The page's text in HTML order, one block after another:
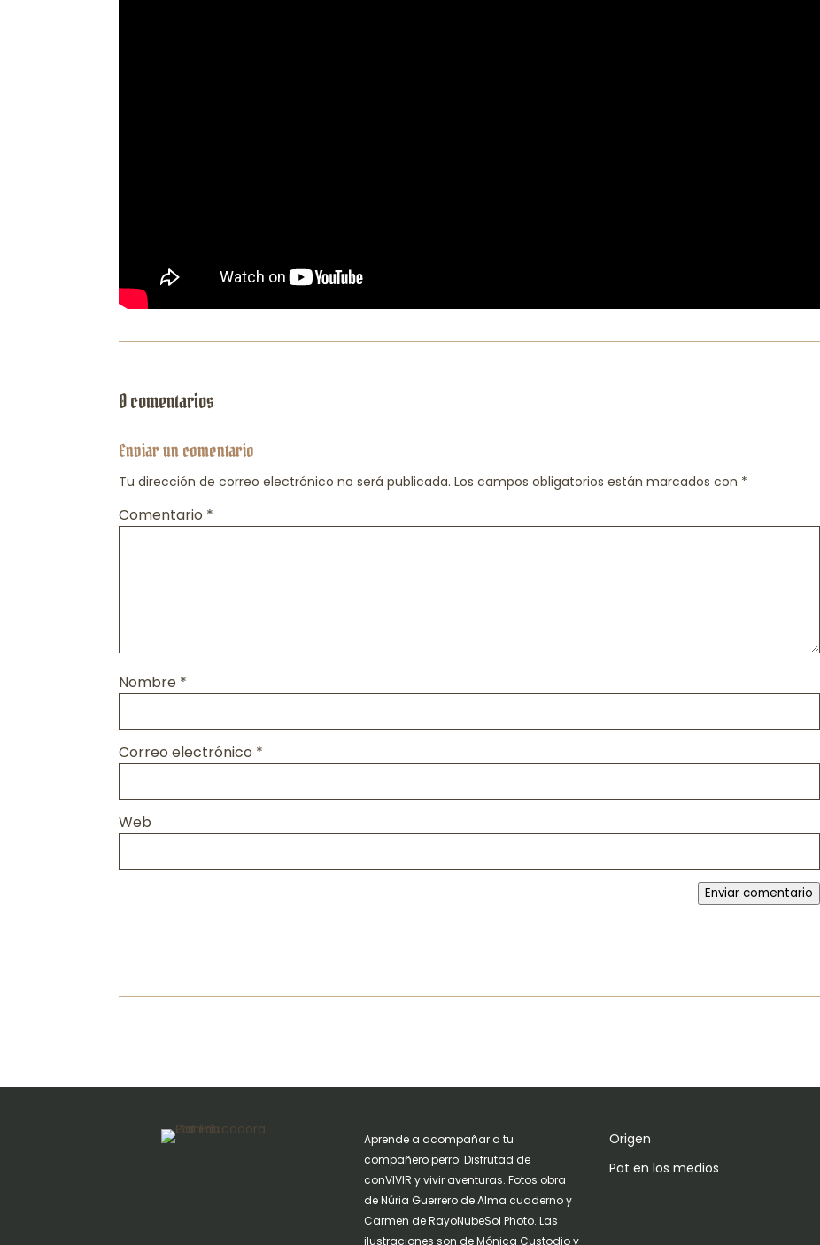
0 comentarios
Enviar un comentario
Tu dirección de correo electrónico no será publicada. Los campos obligatorios están marcados con *
Comentario *
Nombre *
Correo electrónico *
Web
Enviar comentario
Aprende a acompañar a tu
compañero perro. Disfrutad de
conVIVIR y vivir aventuras. Fotos obra
de Núria Guerrero de Alma cuaderno y
Carmen de RayoNubeSol Photo. Las
ilustraciones son de Mónica Custodio y
Origen
Pat en los medios